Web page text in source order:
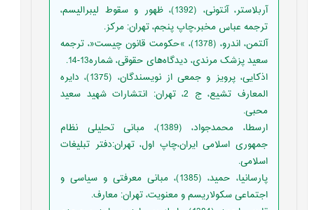
آربلاستر، آنتونی، (1392)، ظهور و سقوط لیبرالیسم،
ترجمه عباس مخبر،چاپ پنجم، تهران: مرکز.
آلتمن، اندرو، (1378)، »حکومت قانون چیست«، ترجمه
سعید پزشک مرندی، دیدگاه‌های حقوقی، شماره13-14.
اذکایی، پرویز و جمعی از نویسندگان، (1375)، دایره
المعارف تشیع، ج 2، تهران: انتشارات شهید سعید
محبی.
ارسطا، محمدجواد، (1389)، مبانی تحلیلی نظام
جمهوری اسلامی ایران،چاپ اول، تهران:دفتر تبلیغات
اسلامی.
پارسانیا، حمید، (1385)، مبانی معرفتی و سیاسی و
اجتماعی سکولاریسم و معنويت، تهران: معارف.